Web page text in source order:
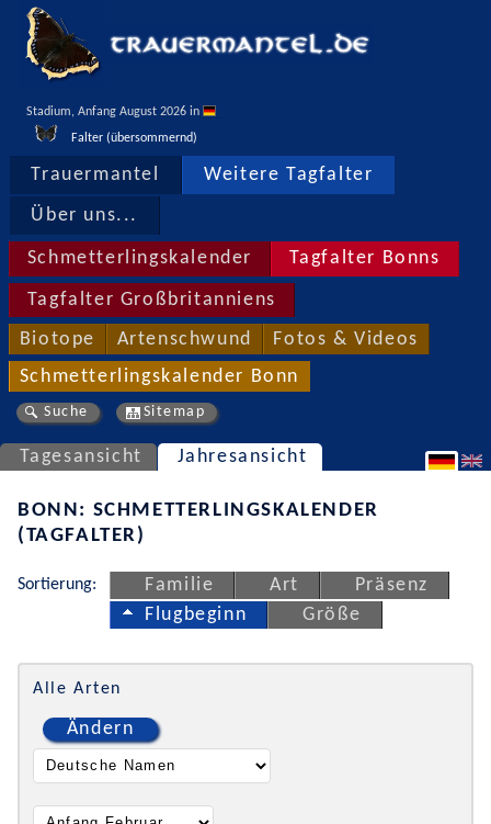
Stadium, Anfang August 2026 in
Falter (übersommernd)
Trauermantel Weitere Tagfalter
Über uns...
Schmetterlingskalender Tagfalter Bonns
Tagfalter Großbritanniens
Biotope Artenschwund Fotos & Videos
Schmetterlingskalender Bonn
Suche Sitemap
Tagesansicht Jahresansicht
BONN: SCHMETTERLINGSKALENDER
(TAGFALTER)
Sortierung: Familie Art
Präsenz
Flugbeginn
Größe
Alle Arten
Ändern